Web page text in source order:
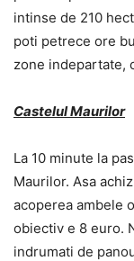
intinse de 210
poti petrece ore
zone indepartate,
Castelul Maurilor
La 10 minute la
Maurilor. Asa
acoperea ambele
obiectiv e 8 euro.
indrumati de